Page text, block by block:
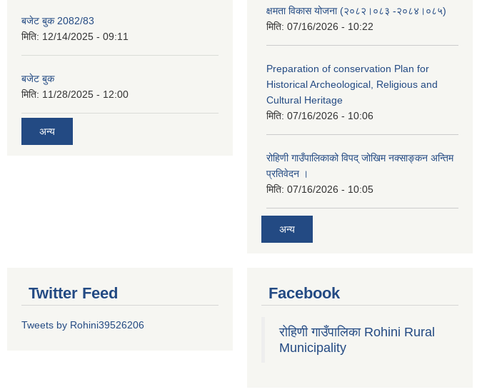
बजेट बुक 2082/83
मिति: 12/14/2025 - 09:11
बजेट बुक
मिति: 11/28/2025 - 12:00
अन्य
क्षमता विकास योजना (२०८२।०८३‍ -२०८४।०८५)
मिति: 07/16/2026 - 10:22
Preparation of conservation Plan for
Historical Archeological, Religious and
Cultural Heritage
मिति: 07/16/2026 - 10:06
रोहिणी गाउँपालिकाको विपद् जोखिम नक्साङ्कन अन्तिम
प्रतिवेदन ।
मिति: 07/16/2026 - 10:05
अन्य
Twitter Feed
Tweets by Rohini39526206
Facebook
रोहिणी गाउँपालिका Rohini Rural
Municipality